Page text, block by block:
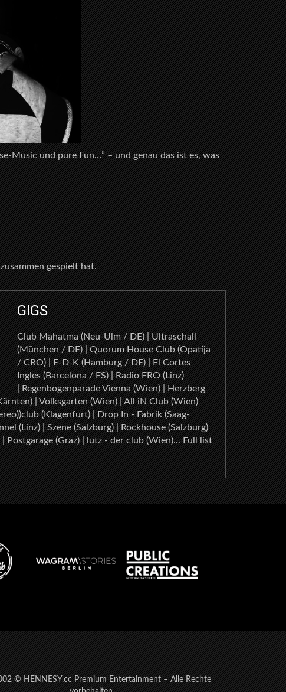
Music und pure Fun…” – und genau das ist es, was
gespielt hat.
GIGS
Club Mahatma (Neu-Ulm / DE) | Ultraschall
(München / DE) | Quorum House Club (Opatija
/ CRO) | E-D-K (Hamburg / DE) | El Cortes
Ingles (Barcelona / ES) | Radio FRO (Linz)
| Regenbogenparade Vienna (Wien) | Herzberg
| Volksgarten (Wien) | All iN Club (Wien)
(Klagenfurt) | Drop In - Fabrik (Saag-
(Linz) | Szene (Salzburg) | Rockhouse (Salzburg)
| Postgarage (Graz) | lutz - der club (Wien)... Full list
© HENNESY.cc Premium Entertainment – Alle Rechte